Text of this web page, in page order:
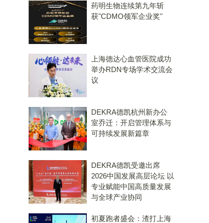
药明生物连续第九年斩
获"CDMO领军企业奖"
上海德达心血管医院成功
举办RDN专场学术交流会
议
DEKRA德凯杭州新办公
室乔迁：开启管理体系与
可持续发展新篇章
DEKRA德凯受邀出席
2026中国发展高层论坛 以
专业赋能中国高质量发展
与全球产业协同
初夏跑者盛会：渣打上海